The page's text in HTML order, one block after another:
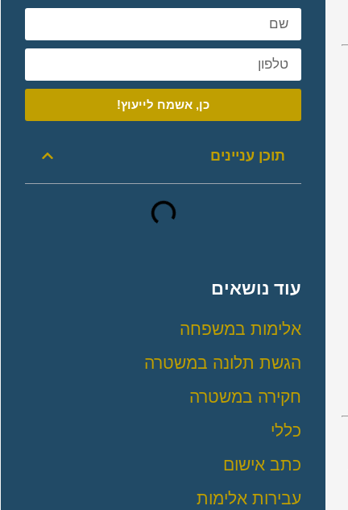
כן, אשמח לייעוץ!
תוכן עניינים
עוד נושאים
אלימות במשפחה
הגשת תלונה במשטרה
חקירה במשטרה
כללי
כתב אישום
עבירות אלימות